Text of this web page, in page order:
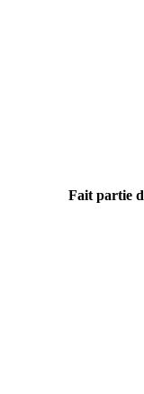
Fait partie